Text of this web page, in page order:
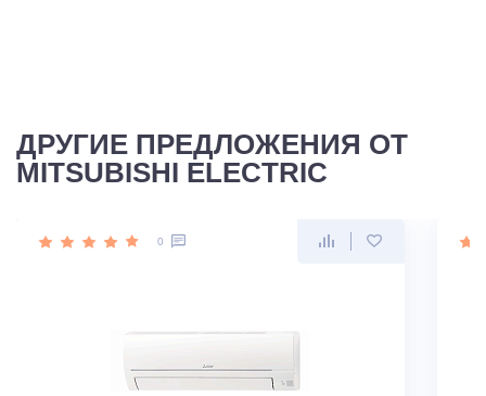
ДРУГИЕ ПРЕДЛОЖЕНИЯ ОТ
MITSUBISHI ELECTRIC
0